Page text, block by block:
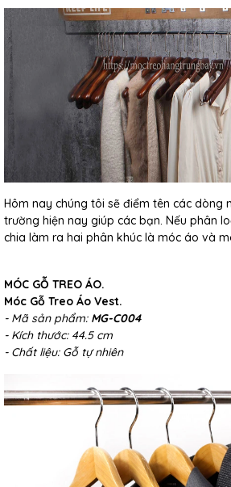
Hôm nay chúng tôi sẽ điểm tên các dòng
trường hiện nay giúp các bạn. Nếu phân
chia làm ra hai phân khúc là móc áo và
MÓC GỖ TREO ÁO.
Móc Gỗ Treo Áo Vest.
- Mã sản phẩm: MG-C004
- Kích thước: 44.5 cm
- Chất liệu: Gỗ tự nhiên